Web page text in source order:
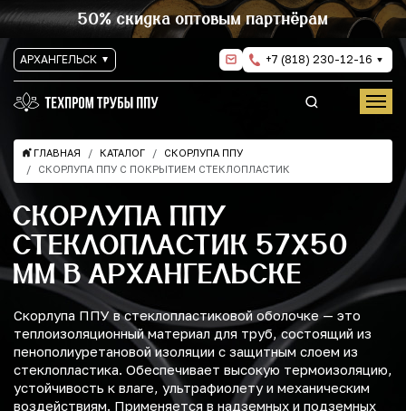
50% скидка оптовым партнёрам
АРХАНГЕЛЬСК +7 (818) 230-12-16
ГЛАВНАЯ КАТАЛОГ
СКОРЛУПА ППУ
СКОРЛУПА ППУ С ПОКРЫТИЕМ СТЕКЛОПЛАСТИК
СКОРЛУПА ППУ
СТЕКЛОПЛАСТИК 57Х50
ММ В АРХАНГЕЛЬСКЕ
Скорлупа ППУ в стеклопластиковой оболочке — это
теплоизоляционный материал для труб, состоящий из
пенополиуретановой изоляции с защитным слоем из
стеклопластика. Обеспечивает высокую термоизоляцию,
устойчивость к влаге, ультрафиолету и механическим
воздействиям. Применяется в надземных и подземных